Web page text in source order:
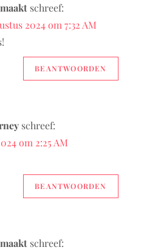
schreef:
2024 om 7:32 AM
BEANTWOORDEN
schreef:
om 2:25 AM
BEANTWOORDEN
schreef: